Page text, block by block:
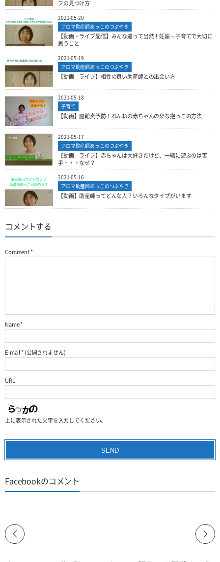
フの見つけ方
2021-05-20
アロマ助産師あっこのつぶやき
【動画・ライブ配信】みんな違って当然！妊娠～子育てで大切に
思うこと
2021-05-19
アロマ助産師あっこのつぶやき
【動画 ライブ】相性の良い助産師との出会い方
2021-05-18
子育て
【動画】腱鞘炎予防！ねんねの赤ちゃんの楽な抱っこの方法
2021-05-17
アロマ助産師あっこのつぶやき
【動画 ライブ】赤ちゃんは大好きだけど、一緒に遊ぶのは苦
手・・・なぜ？
2021-05-16
アロマ助産師あっこのつぶやき
【動画】助産師ってどんな人？いろんなタイプがいます
コメントする
Comment*
Name*
E-mail*(公開されません)
URL
上に表示された文字を入力してください。
Facebookのコメント